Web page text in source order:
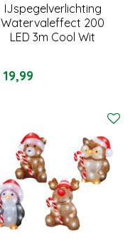
IJspegelverlichting
Watervaleffect 200
LED 3m Cool Wit
19,99